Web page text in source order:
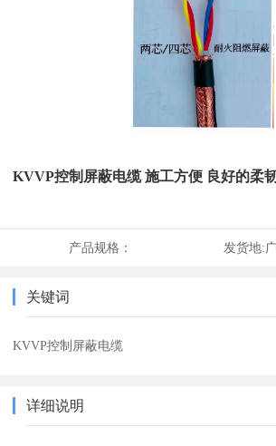
KVVP控制屏蔽电缆 施工方便 良好的柔
产品规格： 发货地:
关键词
KVVP控制屏蔽电缆
详细说明